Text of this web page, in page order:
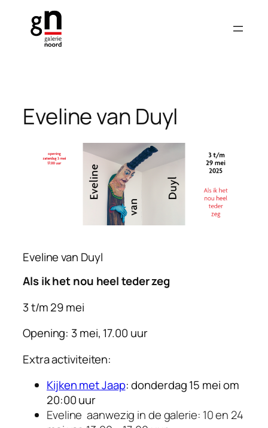
Eveline van Duyl
Eveline van Duyl
Als ik het nou heel teder zeg
3 t/m 29 mei
Opening: 3 mei, 17.00 uur
Extra activiteiten:
Kijken met Jaap: donderdag 15 mei om
20:00 uur
Eveline aanwezig in de galerie: 10 en 24